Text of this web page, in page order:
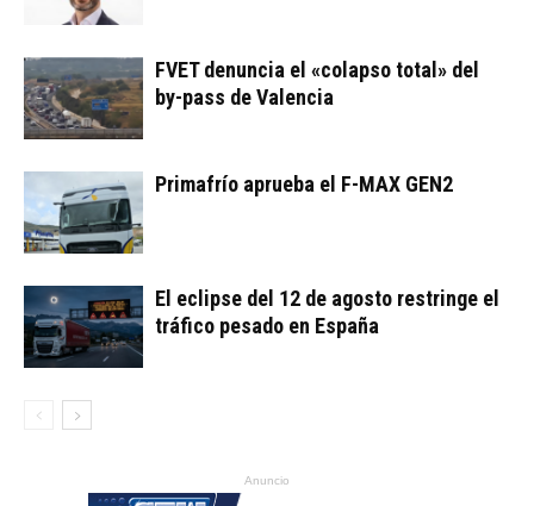
FVET denuncia el «colapso total» del
by-pass de Valencia
Primafrío aprueba el F-MAX GEN2
El eclipse del 12 de agosto restringe el
tráfico pesado en España
Anuncio